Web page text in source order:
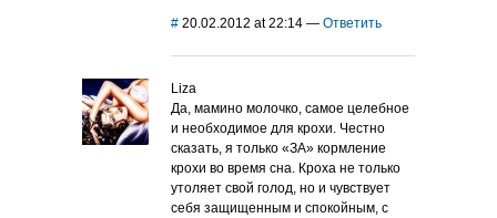
# 20.02.2012 at 22:14 — Ответить
Liza
Да, мамино молочко, самое целебное
и необходимое для крохи. Честно
сказать, я только «ЗА» кормление
крохи во время сна. Кроха не только
утоляет свой голод, но и чувствует
себя защищенным и спокойным, с